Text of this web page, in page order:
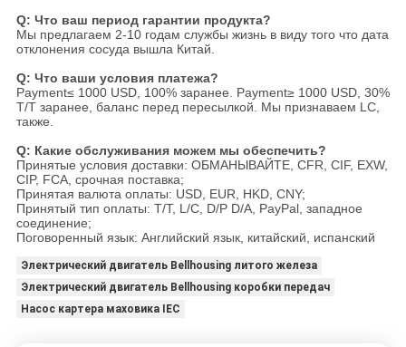
Q: Что ваш период гарантии продукта?
Мы предлагаем 2-10 годам службы жизнь в виду того что дата
отклонения сосуда вышла Китай.
Q: Что ваши условия платежа?
Payment≤ 1000 USD, 100% заранее. Payment≥ 1000 USD, 30%
T/T заранее, баланс перед пересылкой. Мы признаваем LC,
также.
Q: Какие обслуживания можем мы обеспечить?
Принятые условия доставки: ОБМАНЫВАЙТЕ, CFR, CIF, EXW,
CIP, FCA, срочная поставка;
Принятая валюта оплаты: USD, EUR, HKD, CNY;
Принятый тип оплаты: T/T, L/C, D/P D/A, PayPal, западное
соединение;
Поговоренный язык: Английский язык, китайский, испанский
Электрический двигатель Bellhousing литого железа
Электрический двигатель Bellhousing коробки передач
Насос картера маховика IEC